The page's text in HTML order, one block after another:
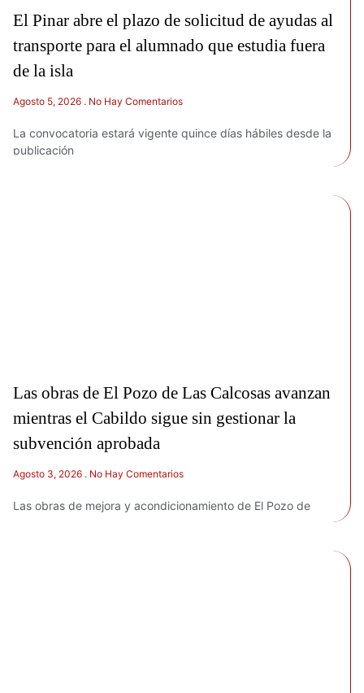
El Pinar abre el plazo de solicitud de ayudas al
transporte para el alumnado que estudia fuera
de la isla
Agosto 5, 2026 No Hay Comentarios
La convocatoria estará vigente quince días hábiles desde la
publicación
Las obras de El Pozo de Las Calcosas avanzan
mientras el Cabildo sigue sin gestionar la
subvención aprobada
Agosto 3, 2026 No Hay Comentarios
Las obras de mejora y acondicionamiento de El Pozo de